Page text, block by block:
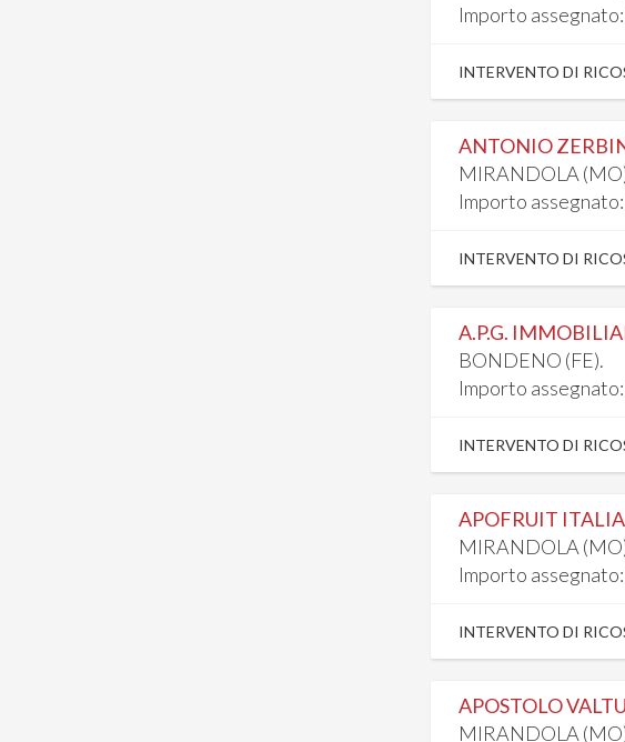
Importo assegnato:
INTERVENTO DI
ANTONIO
MIRANDOLA
Importo assegnato:
INTERVENTO DI
A.P.G.
BONDENO (FE).
Importo assegnato:
INTERVENTO DI
APOFRUIT
MIRANDOLA
Importo assegnato:
INTERVENTO DI
APOSTOLO
MIRANDOLA